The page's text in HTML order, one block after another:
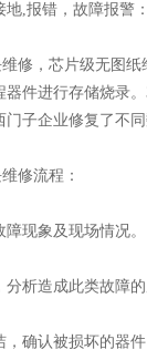
,报错，故障报警：
，芯片级无图纸
件进行存储烧录
子企业修复了不
修流程：
现象及现场情况。
析造成此类故障的
认被损坏的器件